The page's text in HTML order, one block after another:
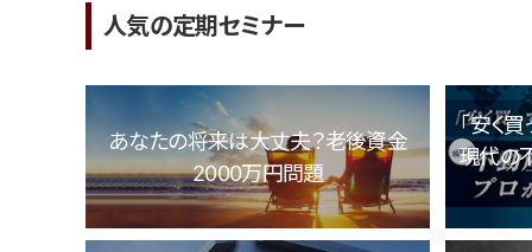
人気の定期セミナー
あなたの将来は大丈夫？老後資金
2000万円問題
「安く
現代の